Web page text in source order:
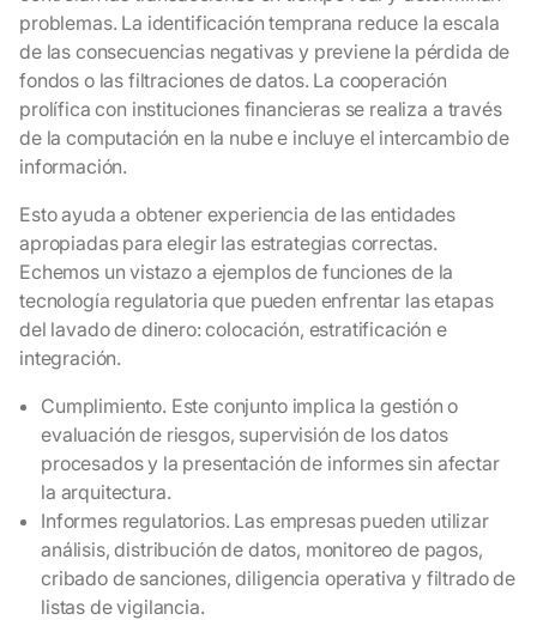
problemas. La identificación temprana reduce la escala
de las consecuencias negativas y previene la pérdida de
fondos o las filtraciones de datos. La cooperación
prolífica con instituciones financieras se realiza a través
de la computación en la nube e incluye el intercambio de
información.
Esto ayuda a obtener experiencia de las entidades
apropiadas para elegir las estrategias correctas.
Echemos un vistazo a ejemplos de funciones de la
tecnología regulatoria que pueden enfrentar las etapas
del lavado de dinero: colocación, estratificación e
integración.
Cumplimiento. Este conjunto implica la gestión o
evaluación de riesgos, supervisión de los datos
procesados y la presentación de informes sin afectar
la arquitectura.
Informes regulatorios. Las empresas pueden utilizar
análisis, distribución de datos, monitoreo de pagos,
cribado de sanciones, diligencia operativa y filtrado de
listas de vigilancia.